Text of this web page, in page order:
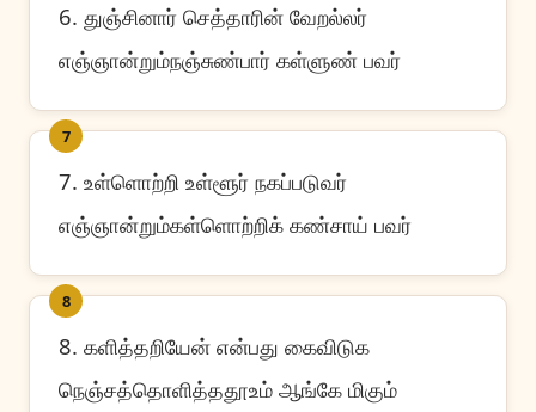
6. துஞ்சினார் செத்தாரின் வேறல்லர்
எஞ்ஞான்றும்நஞ்சுண்பார் கள்ளுண் பவர்
7
7. உள்ளொற்றி உள்ளூர் நகப்படுவர்
எஞ்ஞான்றும்கள்ளொற்றிக் கண்சாய் பவர்
8
8. களித்தறியேன் என்பது கைவிடுக
நெஞ்சத்தொளித்ததூஉம் ஆங்கே மிகும்